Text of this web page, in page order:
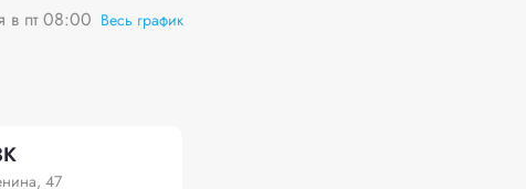
в пт 08:00 Весь график
47